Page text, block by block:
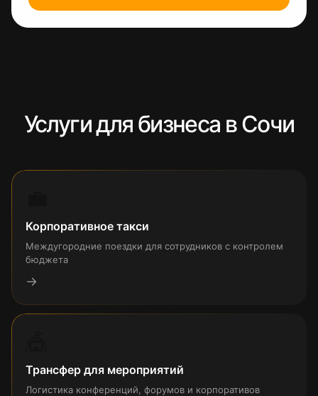
Услуги для бизнеса в Сочи
Корпоративное такси
Междугородние поездки для сотрудников с контролем
бюджета
→
Трансфер для мероприятий
Логистика конференций, форумов и корпоративов